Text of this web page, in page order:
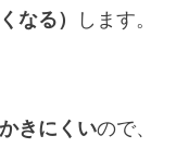
なる） します。
きにくいので、